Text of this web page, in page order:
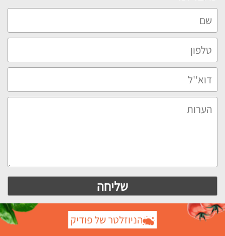
הניוזלטר של פודיק